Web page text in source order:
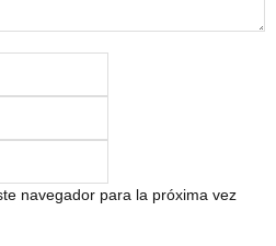
navegador para la próxima vez